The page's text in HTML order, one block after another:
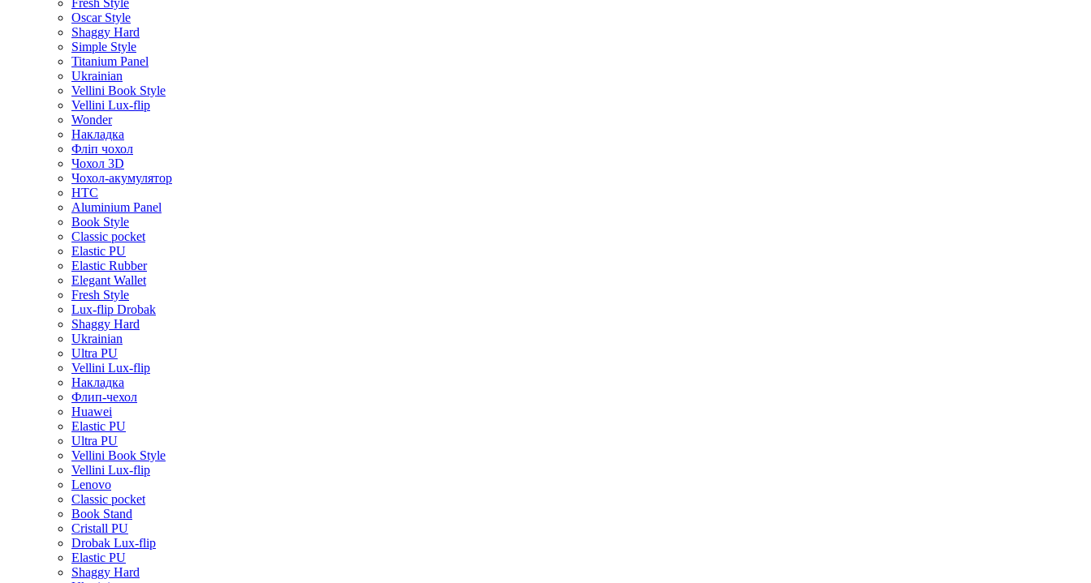
Fresh Style
Oscar Style
Shaggy Hard
Simple Style
Titanium Panel
Ukrainian
Vellini Book Style
Vellini Lux-flip
Wonder
Накладка
Фліп чохол
Чохол 3D
Чохол-акумулятор
HTC
Aluminium Panel
Book Style
Classic pocket
Elastic PU
Elastic Rubber
Elegant Wallet
Fresh Style
Lux-flip Drobak
Shaggy Hard
Ukrainian
Ultra PU
Vellini Lux-flip
Накладка
Флип-чехол
Huawei
Elastic PU
Ultra PU
Vellini Book Style
Vellini Lux-flip
Lenovo
Classic pocket
Book Stand
Cristall PU
Drobak Lux-flip
Elastic PU
Shaggy Hard